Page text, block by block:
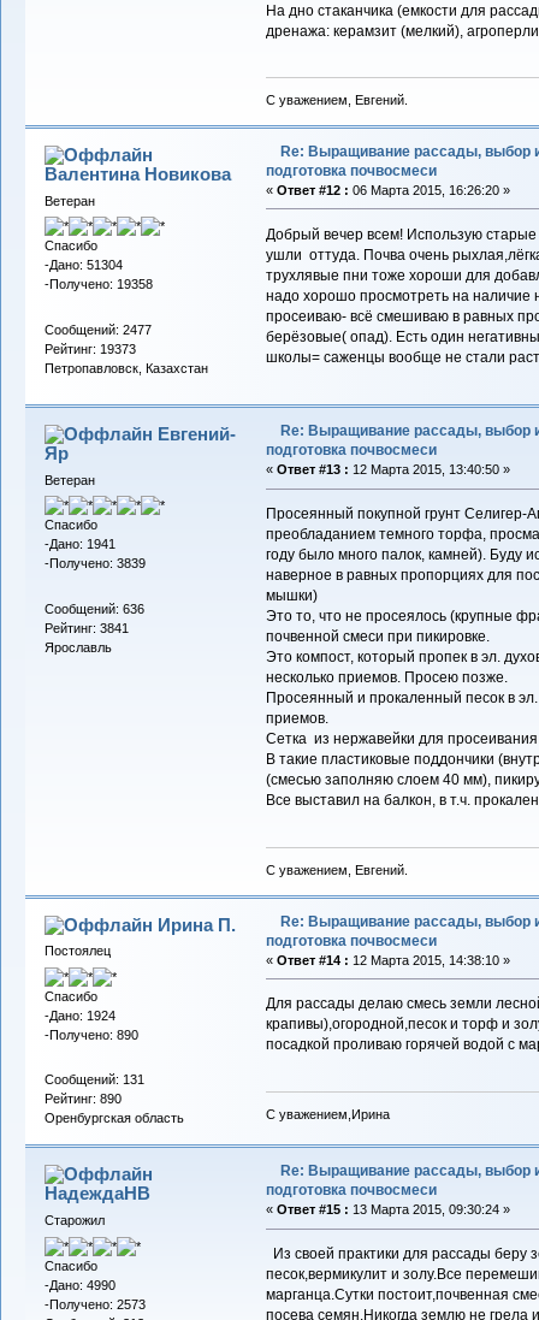
На дно стаканчика (емкости для
дренажа: керамзит (мелкий),
С уважением, Евгений.
Валентина Новикова
Ветеран
Спасибо
-Дано: 51304
-Получено: 19358
Сообщений: 2477
Рейтинг: 19373
Петропавловск, Казахстан
Re: Выращивание рассады, выбор
подготовка почвосмеси
« Ответ #12 : 06 Марта 2015, 16:26:20 »
Добрый вечер всем! Использую
ушли оттуда. Почва очень
трухлявые пни тоже хороши для
надо хорошо просмотреть на
просеиваю- всё смешиваю в равных
берёзовые( опад). Есть один
школы= саженцы вообще не стали
Евгений-
Яр
Ветеран
Спасибо
-Дано: 1941
-Получено: 3839
Сообщений: 636
Рейтинг: 3841
Ярославль
Re: Выращивание рассады, выбор
подготовка почвосмеси
« Ответ #13 : 12 Марта 2015, 13:40:50 »
Просеянный покупной грунт Селигер-
преобладанием темного торфа,
году было много палок, камней). Буду
наверное в равных пропорциях для
мышки)
Это то, что не просеялось (крупные
почвенной смеси при пикировке.
Это компост, который пропек в эл.
несколько приемов. Просею позже.
Просеянный и прокаленный песок в
приемов.
Сетка из нержавейки для
В такие пластиковые поддончики
(смесью заполняю слоем 40 мм),
Все выставил на балкон, в т.ч.
С уважением, Евгений.
Ирина П.
Постоялец
Спасибо
-Дано: 1924
-Получено: 890
Сообщений: 131
Рейтинг: 890
Оренбургская область
Re: Выращивание рассады, выбор
подготовка почвосмеси
« Ответ #14 : 12 Марта 2015, 14:38:10 »
Для рассады делаю смесь земли
крапивы),огородной,песок и торф и
посадкой проливаю горячей водой с
С уважением,Ирина
НадеждаНВ
Старожил
Спасибо
-Дано: 4990
-Получено: 2573
Re: Выращивание рассады, выбор
подготовка почвосмеси
« Ответ #15 : 13 Марта 2015, 09:30:24 »
Из своей практики для рассады беру
песок,вермикулит и золу.Все
марганца.Сутки постоит,почвенная
посева семян.Никогда землю не грела